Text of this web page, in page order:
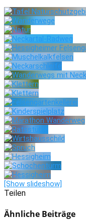
[Show slideshow]
Teilen
Ähnliche Beiträge